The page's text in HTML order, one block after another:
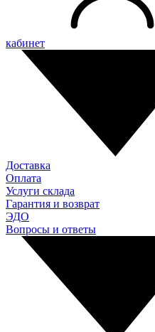
кабинет
Доставка
Оплата
Услуги склада
Гарантия и возврат
ЭДО
Вопросы и ответы